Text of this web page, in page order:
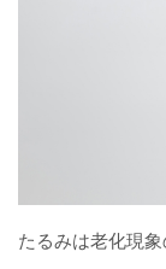
たるみは老化現象